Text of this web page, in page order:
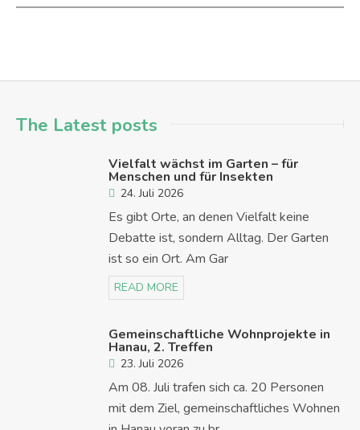
The Latest posts
Vielfalt wächst im Garten – für
Menschen und für Insekten
24. Juli 2026
Es gibt Orte, an denen Vielfalt keine
Debatte ist, sondern Alltag. Der Garten
ist so ein Ort. Am Gar
READ MORE
Gemeinschaftliche Wohnprojekte in
Hanau, 2. Treffen
23. Juli 2026
Am 08. Juli trafen sich ca. 20 Personen
mit dem Ziel, gemeinschaftliches Wohnen